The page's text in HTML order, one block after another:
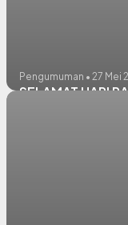
Pengumuman • 27 Mei
SELAMAT HARI